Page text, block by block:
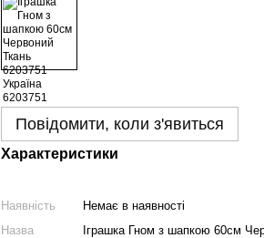
Повідомити, коли з'явиться
Характеристики
Наявність
Немає в наявності
Назва
Іграшка Гном з шапкою 60см